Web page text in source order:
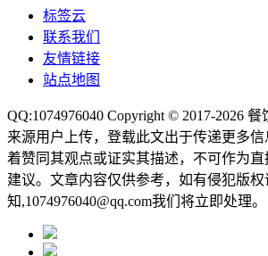
标签云
联系我们
友情链接
站点地图
QQ:1074976040 Copyright © 2017-2026 餐
来源用户上传，登载此文出于传递更多
着赞同其观点或证实其描述，不可作为
建议。文章内容仅供参考，如有侵犯版权
知,1074976040@qq.com我们将立即处理。